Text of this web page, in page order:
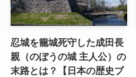
忍城を籠城死守した成田長
親（のぼうの城 主人公）の
末路とは？【日本の歴史ブ